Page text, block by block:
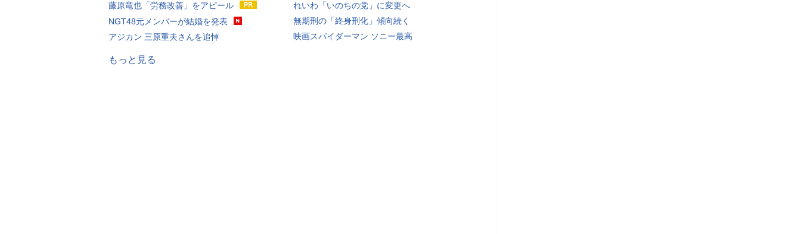
藤原竜也「労務改善」をアピール
NGT48元メンバーが結婚を発表
アジカン 三原重夫さんを追悼
れいわ「いのちの党」に変更へ
無期刑の「終身刑化」傾向続く
映画スパイダーマン ソニー最高
もっと見る